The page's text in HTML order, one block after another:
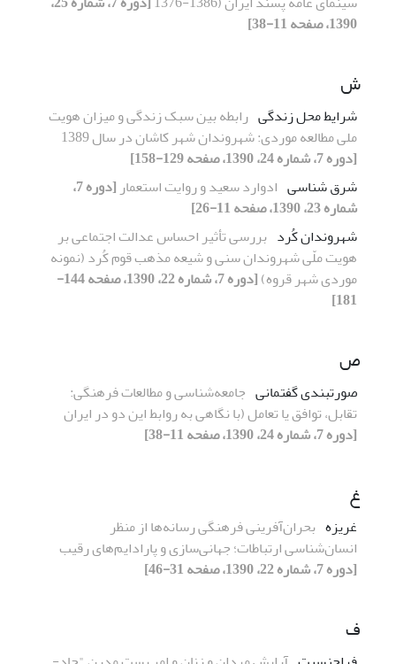
1390، صفحه 11-38]
ش
شرایط محل زندگی رابطه بین سبک زندگی و میزان هویت
ملی مطالعه موردی: شهروندان شهر کاشان در سال 1389
[دوره 7، شماره 24، 1390، صفحه 129-158]
شرق شناسی ادوارد سعید و روایت استعمار
[دوره 7،
شماره 23، 1390، صفحه 11-26]
شهروندان کُرد بررسی تأثیر احساس عدالت اجتماعی بر
هویت ملّی شهروندان سنی و شیعه مذهب قوم کُرد (نمونه
موردی شهر قروه)
[دوره 7، شماره 22، 1390، صفحه 144-
181]
ص
صورتبندی گفتمانی جامعه‌شناسی و مطالعات فرهنگی:
تقابل، توافق یا تعامل (با نگاهی به روابط این دو در ایران
[دوره 7، شماره 24، 1390، صفحه 11-38]
غ
غریزه بحران‌آفرینی فرهنگی رسانه‌ها از منظر
انسان‌شناسی ارتباطات؛ جهانی‌سازی و پارادایم‌های رقیب
[دوره 7، شماره 22، 1390، صفحه 31-46]
ف